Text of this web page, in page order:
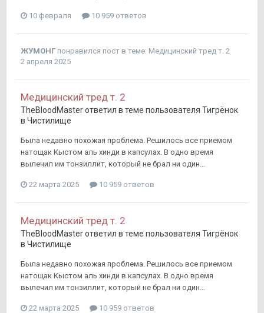
10 февраля 10 959 ответов
ЖУМОНГ понравился пост в теме: Медицинский тред т. 2
2 апреля 2025
Медицинский тред т. 2
TheBloodMasterответил в теме пользователя Тигрёнок
в Чистилище
Была недавно похожая проблема. Решилось все приемом
натощак Кыстом аль хинди в капсулах. В одно время
вылечил им тонзиллит, который не брал ни один...
22 марта 2025 10 959 ответов
Медицинский тред т. 2
TheBloodMasterответил в теме пользователя Тигрёнок
в Чистилище
Была недавно похожая проблема. Решилось все приемом
натощак Кыстом аль хинди в капсулах. В одно время
вылечил им тонзиллит, который не брал ни один...
22 марта 2025 10 959 ответов